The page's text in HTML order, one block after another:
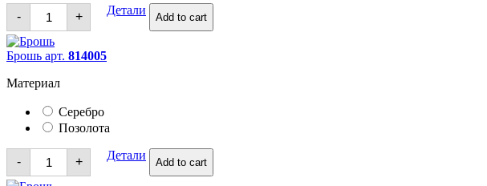
-
Брошь
quantity
+ Детали
Add to cart
Брошь арт. 814005
Материал
Серебро
Позолота
-
Брошь
quantity
+ Детали
Add to cart